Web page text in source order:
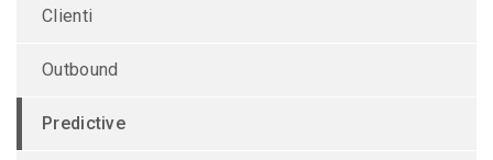
Clienti
Outbound
Predictive